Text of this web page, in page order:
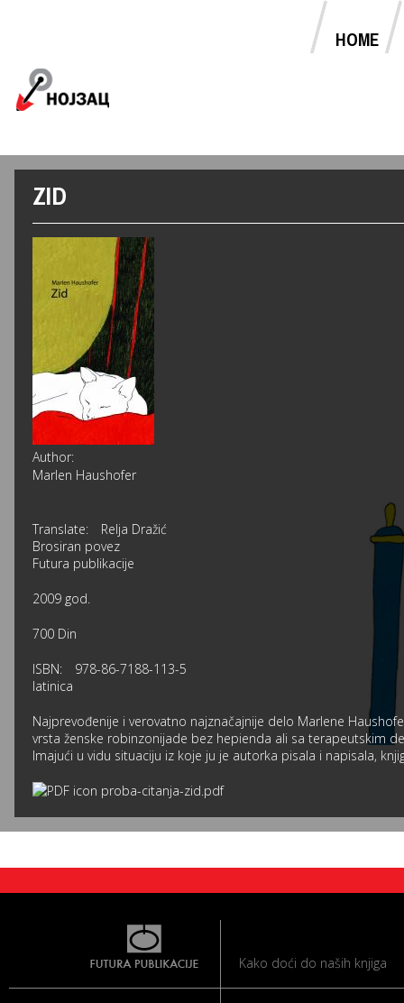
HOME
ZID
Author:
Marlen Haushofer
Translate:
Relja Dražić
Brosiran povez
Futura publikacije
2009 god.
700 Din
ISBN:
978-86-7188-113-5
latinica
Najprevođenije i verovatno najznačajnije delo Marlene
vrsta ženske robinzonijade bez hepienda ali sa terapeutskim
Imajući u vidu situaciju iz koje ju je autorka pisala i napisala,
proba-citanja-zid.pdf
Kako doći do naših knjiga